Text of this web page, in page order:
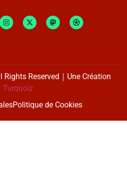
Reserved｜Une Création
Turquoiz
Politique de Cookies